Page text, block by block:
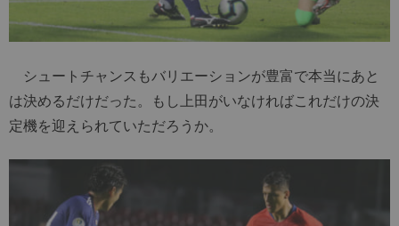
シュートチャンスもバリエーションが豊富で本当にあと
は決めるだけだった。もし上田がいなければこれだけの決
定機を迎えられていただろうか。